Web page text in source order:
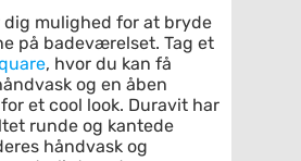
dig mulighed for at bryde
på badeværelset. Tag et
, hvor du kan få
og en åben
et cool look. Duravit har
runde og kantede
håndvask og